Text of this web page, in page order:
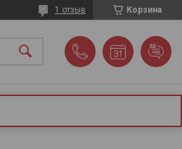
Корзина
1 отзыв